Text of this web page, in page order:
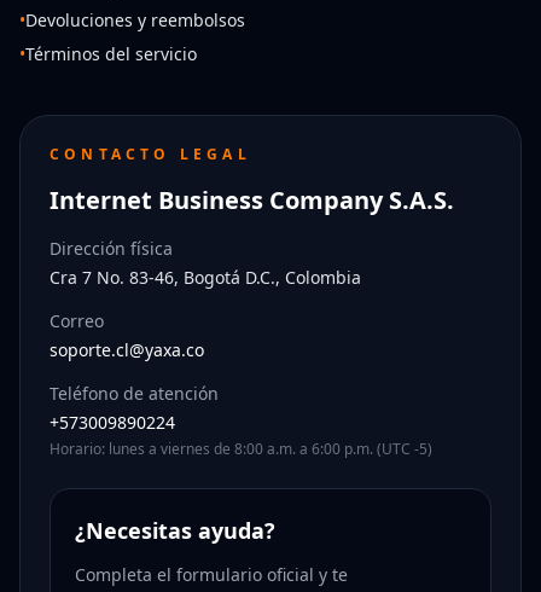
•Devoluciones y reembolsos
•Términos del servicio
CONTACTO LEGAL
Internet Business Company S.A.S.
Dirección física
Cra 7 No. 83-46, Bogotá D.C., Colombia
Correo
soporte.cl@yaxa.co
Teléfono de atención
+573009890224
Horario: lunes a viernes de 8:00 a.m. a 6:00 p.m. (UTC -5)
¿Necesitas ayuda?
Completa el formulario oficial y te